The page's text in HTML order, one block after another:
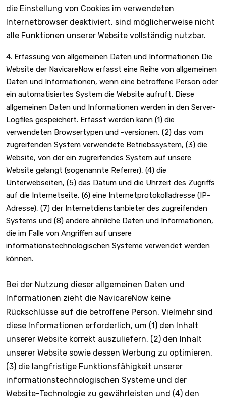
die Einstellung von Cookies im verwendeten
Internetbrowser deaktiviert, sind möglicherweise nicht
alle Funktionen unserer Website vollständig nutzbar.
Erfassung von allgemeinen Daten und Informationen Die
Website der NavicareNow erfasst eine Reihe von allgemeinen
Daten und Informationen, wenn eine betroffene Person oder
ein automatisiertes System die Website aufruft. Diese
allgemeinen Daten und Informationen werden in den Server-
Logfiles gespeichert. Erfasst werden kann (1) die
verwendeten Browsertypen und -versionen, (2) das vom
zugreifenden System verwendete Betriebssystem, (3) die
Website, von der ein zugreifendes System auf unsere
Website gelangt (sogenannte Referrer), (4) die
Unterwebseiten, (5) das Datum und die Uhrzeit des Zugriffs
auf die Internetseite, (6) eine Internetprotokolladresse (IP-
Adresse), (7) der Internetdienstanbieter des zugreifenden
Systems und (8) andere ähnliche Daten und Informationen,
die im Falle von Angriffen auf unsere
informationstechnologischen Systeme verwendet werden
können.
Bei der Nutzung dieser allgemeinen Daten und
Informationen zieht die NavicareNow keine
Rückschlüsse auf die betroffene Person. Vielmehr sind
diese Informationen erforderlich, um (1) den Inhalt
unserer Website korrekt auszuliefern, (2) den Inhalt
unserer Website sowie dessen Werbung zu optimieren,
(3) die langfristige Funktionsfähigkeit unserer
informationstechnologischen Systeme und der
Website-Technologie zu gewährleisten und (4) den